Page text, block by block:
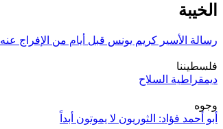
الخيبة
رسالة الأسير كريم يونس قبل أيام من الإفراج عنه
فلسطيننا
ديمقراطية السلاح
وجوه
أبو أحمد فؤاد: الثوريون لا يموتون أبداً